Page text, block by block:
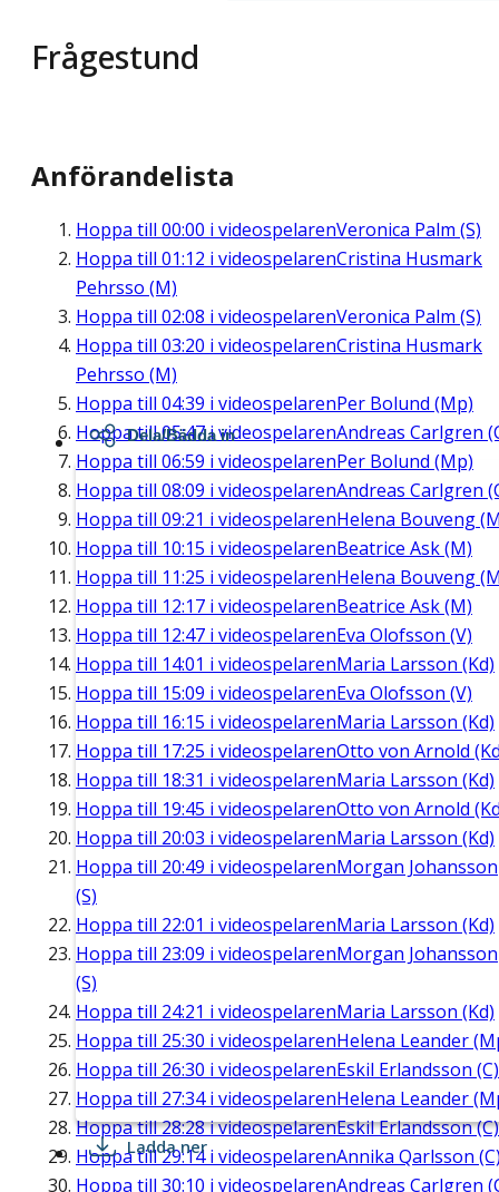
Frågestund
Anförandelista
Hoppa till 00:00 i videospelarenVeronica Palm (S)
Hoppa till 01:12 i videospelarenCristina Husmark
Pehrsso (M)
Hoppa till 02:08 i videospelarenVeronica Palm (S)
Hoppa till 03:20 i videospelarenCristina Husmark
Pehrsso (M)
Hoppa till 04:39 i videospelarenPer Bolund (Mp)
Hoppa till05:47i videospelarenAndreas Carlgren
Hoppa till 06:59 i videospelarenPer Bolund (Mp)
Hoppa till 08:09 i videospelarenAndreas Carlgren
Hoppa till 09:21 i videospelarenHelena Bouveng
Hoppa till 10:15 i videospelarenBeatrice Ask (M)
Hoppa till 11:25 i videospelarenHelena Bouveng
Hoppa till 12:17 i videospelarenBeatrice Ask (M)
Hoppa till 12:47 i videospelarenEva Olofsson (V)
Hoppa till 14:01 i videospelarenMaria Larsson (Kd)
Hoppa till 15:09 i videospelarenEva Olofsson (V)
Hoppa till 16:15 i videospelarenMaria Larsson (Kd)
Hoppa till 17:25 i videospelarenOtto von Arnold
Hoppa till 18:31 i videospelarenMaria Larsson (Kd)
Hoppa till 19:45 i videospelarenOtto von Arnold
Hoppa till 20:03 i videospelarenMaria Larsson (Kd)
Hoppa till 20:49 i videospelarenMorgan Johansson
(S)
Hoppa till 22:01 i videospelarenMaria Larsson (Kd)
Hoppa till 23:09 i videospelarenMorgan Johansson
(S)
Hoppa till 24:21 i videospelarenMaria Larsson (Kd)
Hoppa till 25:30 i videospelarenHelena Leander
Hoppa till 26:30 i videospelarenEskil Erlandsson (C)
Hoppa till 27:34i videospelarenHelena Leander
Hoppa till28:28i videospelarenEskil Erlandsson (C)
Hoppa till29:14i videospelarenAnnika Qarlsson
Hoppa till 30:10 i videospelarenAndreas Carlgren
Dela/Bädda in
Ladda ner